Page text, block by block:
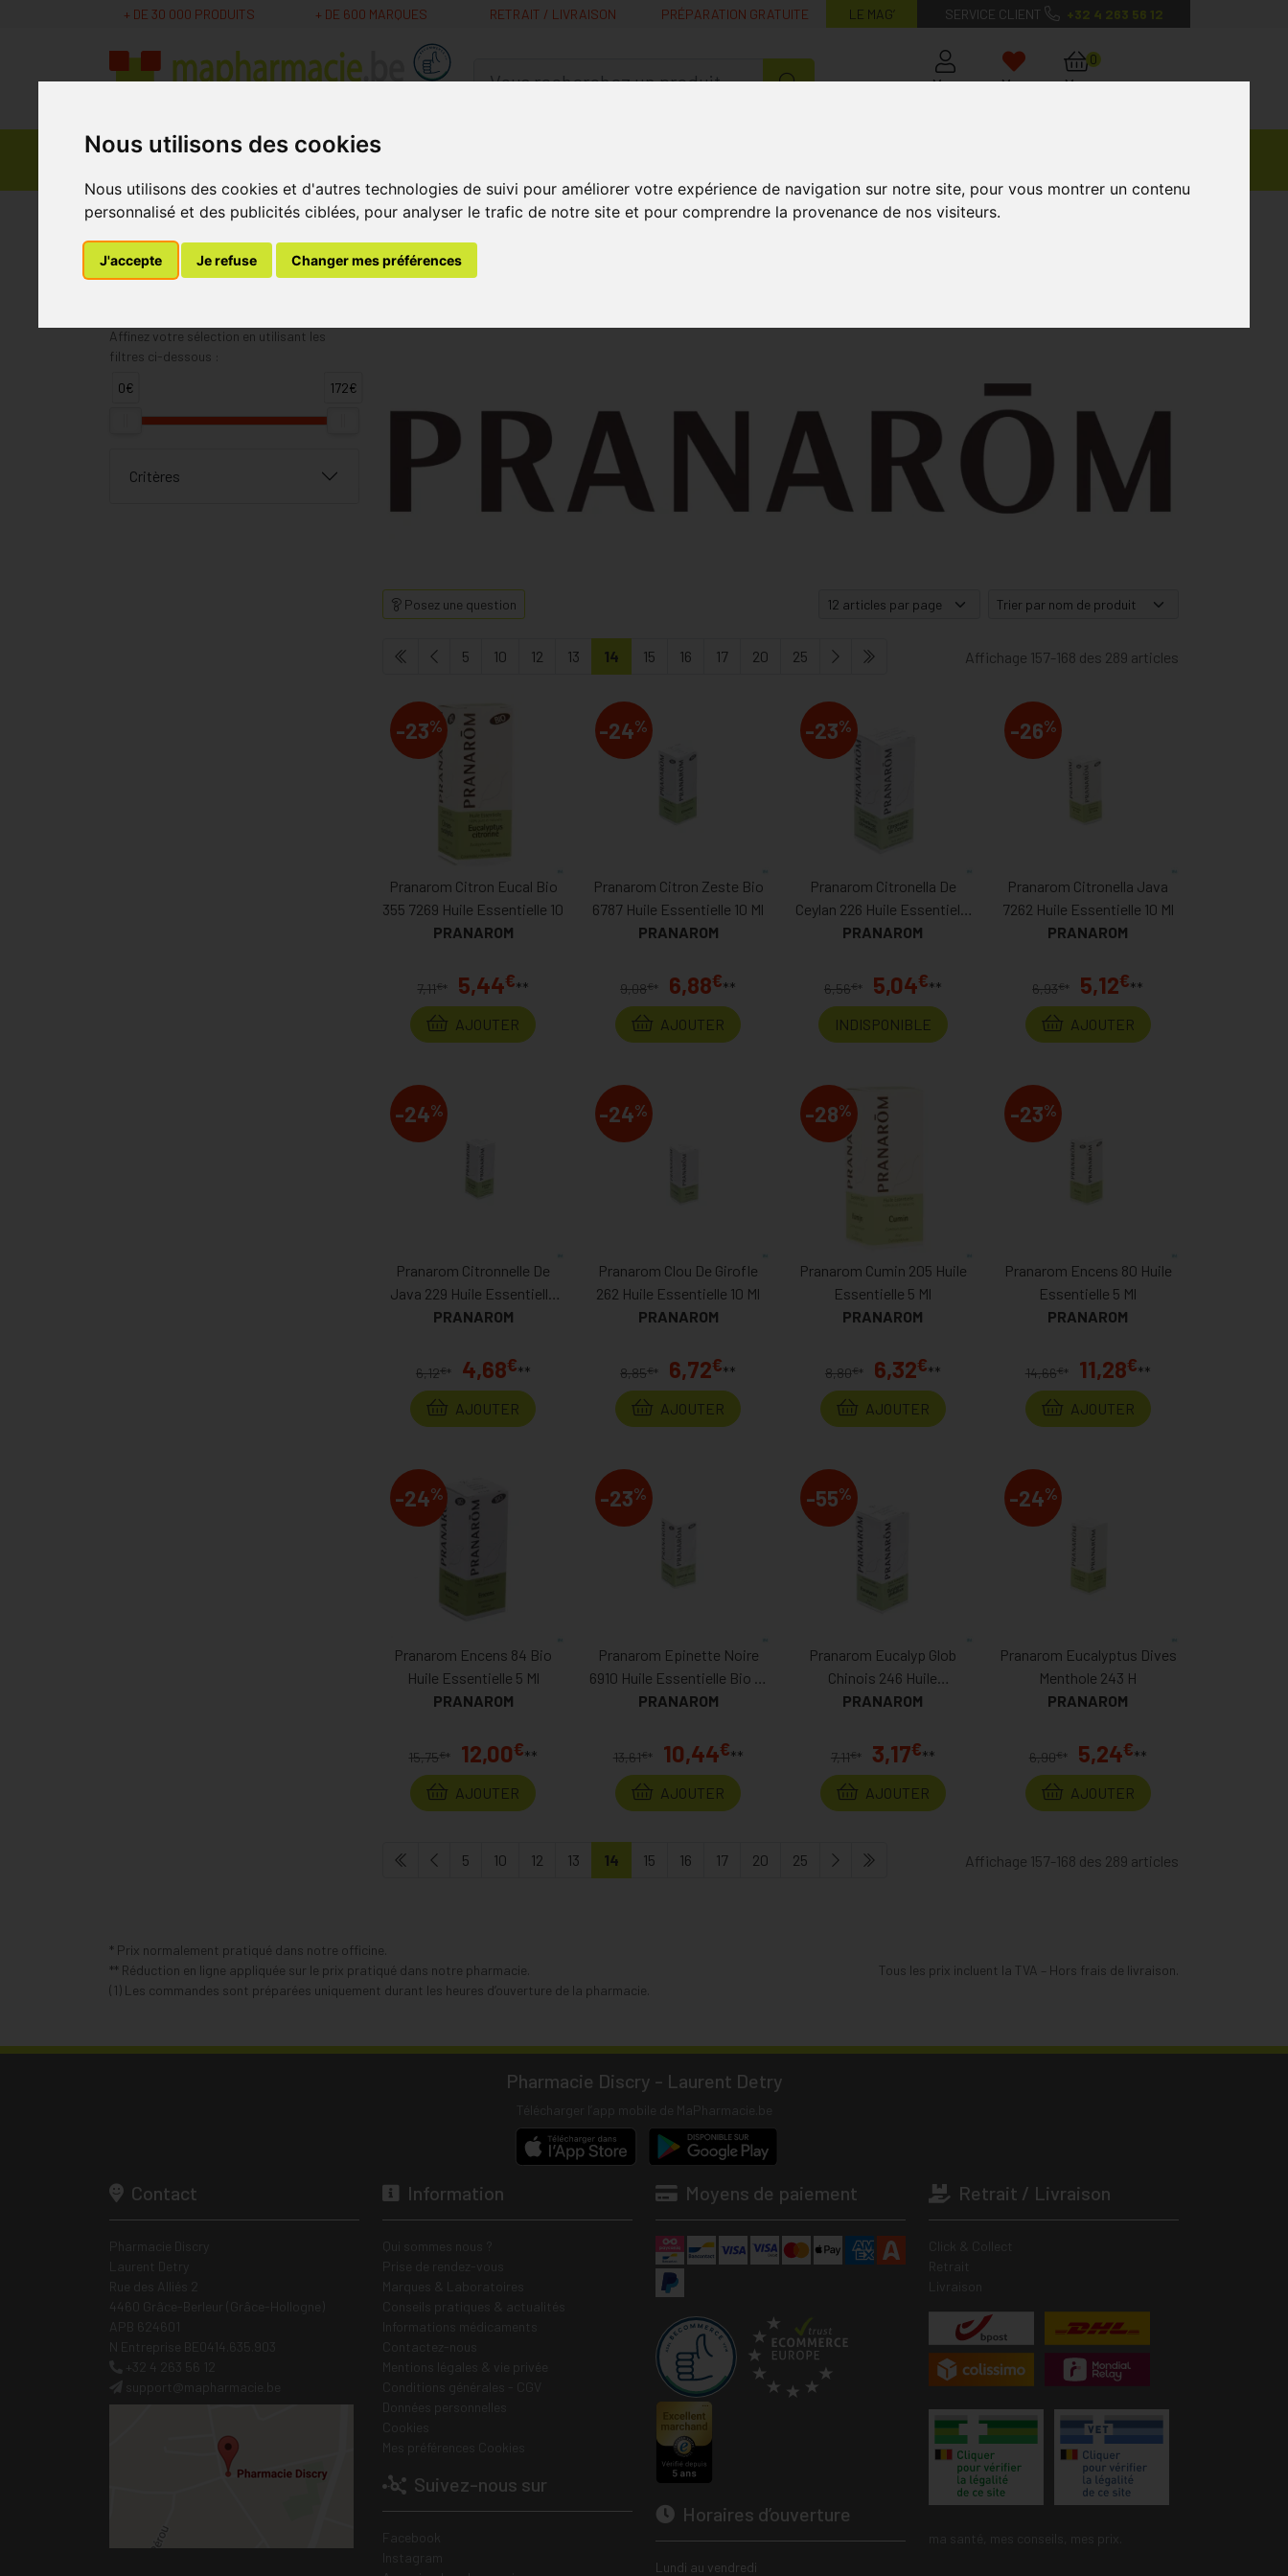
Nous utilisons des cookies
Nous utilisons des cookies et d'autres technologies de suivi pour améliorer votre expérience de navigation sur notre site, pour vous montrer un contenu
personnalisé et des publicités ciblées, pour analyser le trafic de notre site et pour comprendre la provenance de nos visiteurs.
J'accepte Je refuse Changer mes préférences
+ DE 30 000 PRODUITS + DE 600 MARQUES RETRAIT / LIVRAISON PRÉPARATION GRATUITE LE MAG’ SERVICE CLIENT +32 4 263 56 12
MaPharmacie.be ma santé, mes conseils, mes prix
Mon
Mes
Mon
0
Promos Médicaments
Parapharmacie -
MaPharmacie.be Pranarom Page 14
Pranarom
Posez une question
Affichage 157-168 des 289 articles
5 10 12 13 14 15 16 17 20 25
-23%
Pranarom Citron Eucal Bio
355 7269 Huile Essentielle 10
PRANAROM
7,11€* 5,44€**
AJOUTER
-24%
Pranarom Citron Zeste Bio
6787 Huile Essentielle 10 Ml
PRANAROM
9,08€* 6,88€**
AJOUTER
-23%
Pranarom Citronella De
Ceylan 226 Huile Essentielle
10
PRANAROM
6,56€* 5,04€**
INDISPONIBLE
-26%
Pranarom Citronella Java
7262 Huile Essentielle 10 Ml
PRANAROM
6,93€* 5,12€**
AJOUTER
-24%
Pranarom Citronnelle De
Java 229 Huile Essentielle
10 Ml
PRANAROM
6,12€* 4,68€**
AJOUTER
-24%
Pranarom Clou De Girofle
262 Huile Essentielle 10 Ml
PRANAROM
8,85€* 6,72€**
AJOUTER
-28%
Pranarom Cumin 205 Huile
Essentielle 5 Ml
PRANAROM
8,80€* 6,32€**
AJOUTER
-23%
Pranarom Encens 80 Huile
Essentielle 5 Ml
PRANAROM
14,66€ * 11,28€**
AJOUTER
-24%
Pranarom Encens 84 Bio
Huile Essentielle 5 Ml
PRANAROM
15,75€* 12,00€**
AJOUTER
-23%
Pranarom Epinette Noire
6910 Huile Essentielle Bio 10
M
PRANAROM
13,61€ * 10,44€**
AJOUTER
-55%
Pranarom Eucalyp Glob
Chinois 246 Huile
Essentielle 10
PRANAROM
7,11€* 3,17€**
AJOUTER
-24%
Pranarom Eucalyptus Dives
Menthole 243 H
PRANAROM
6,90€ * 5,24€**
AJOUTER
Affichage 157-168 des 289 articles
5 10 12 13 14 15 16 17 20 25
Affinez votre sélection en utilisant les
filtres ci-dessous :
0€
172€
Critères
* Prix normalement pratiqué dans notre officine.
** Réduction en ligne appliquée sur le prix pratiqué dans notre pharmacie.
(1) Les commandes sont préparées uniquement durant les heures d’ouverture de la pharmacie.
Tous les prix incluent la TVA – Hors frais de livraison.
Pharmacie Discry - Laurent Detry
Contact Information
Suivez-nous sur
Moyens de paiement
Horaires d’ouverture
Lundi au vendredi
Retrait / Livraison